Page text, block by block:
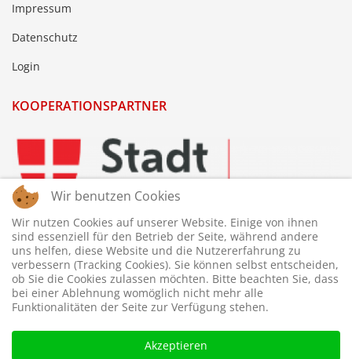
Impressum
Datenschutz
Login
KOOPERATIONSPARTNER
Wir benutzen Cookies
Wir nutzen Cookies auf unserer Website. Einige von ihnen
sind essenziell für den Betrieb der Seite, während andere
uns helfen, diese Website und die Nutzererfahrung zu
verbessern (Tracking Cookies). Sie können selbst entscheiden,
ob Sie die Cookies zulassen möchten. Bitte beachten Sie, dass
bei einer Ablehnung womöglich nicht mehr alle
Funktionalitäten der Seite zur Verfügung stehen.
Akzeptieren